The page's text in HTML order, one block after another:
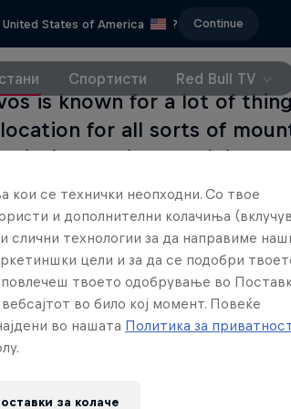
States of America ? Continue
Спортисти Red Bull TV
is known for a lot of
for all sorts of
it's the ideal training
will race the competition
кои се технички неопходни. Со твое
и дополнителни колачиња
слични технологии за да направиме
цели и за да се подобри
твоето одобрување во
во било кој момент. Повеќе
во нашата Политика за
за колачe